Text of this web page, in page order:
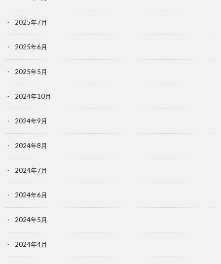
2025年7月
2025年6月
2025年5月
2024年10月
2024年9月
2024年8月
2024年7月
2024年6月
2024年5月
2024年4月